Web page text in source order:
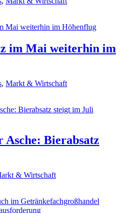
im Mai weiterhin im
, Markt & Wirtschaft
Asche: Bierabsatz
& Wirtschaft